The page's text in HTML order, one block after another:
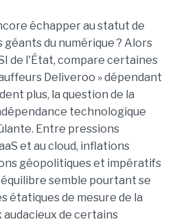
échapper au statut de
géants du numérique ? Alors
de l'État, compare certaines
Deliveroo » dépendant
plus, la question de la
technologique
Entre pressions
et au cloud, inflations
géopolitiques et impératifs
semble pourtant se
étatiques de mesure de la
de certains